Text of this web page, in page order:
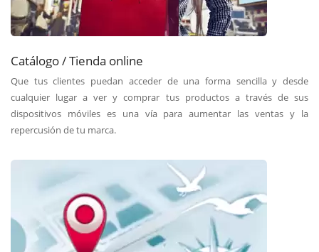
Catálogo / Tienda online
Que tus clientes puedan acceder de una forma sencilla y desde
cualquier lugar a ver y comprar tus productos a través de sus
dispositivos móviles es una vía para aumentar las ventas y la
repercusión de tu marca.